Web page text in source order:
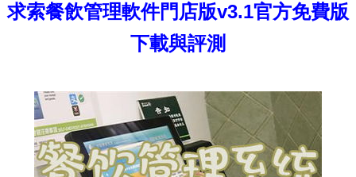
求索餐飲管理軟件門店版v3.1官方免費版
下載與評測